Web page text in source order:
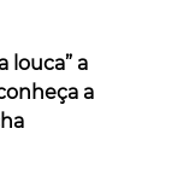
louca” a
a